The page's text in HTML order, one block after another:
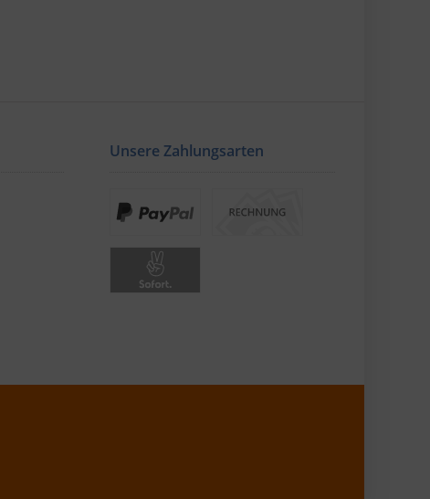
Unsere Zahlungsarten